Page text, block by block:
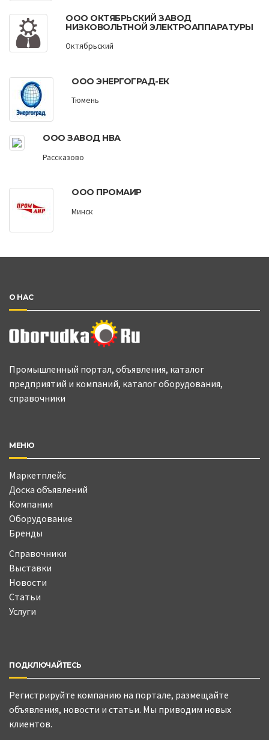
ООО ОКТЯБРЬСКИЙ ЗАВОД
НИЗКОВОЛЬТНОЙ ЭЛЕКТРОАППАРАТУРЫ
Октябрьский
ООО ЭНЕРГОГРАД-ЕК
Тюмень
ООО ЗАВОД НВА
Рассказово
ООО ПРОМАИР
Минск
О НАС
Промышленный портал, объявления, каталог
предприятий и компаний, каталог оборудования,
справочники
МЕНЮ
Маркетплейс
Доска объявлений
Компании
Оборудование
Бренды
Справочники
Выставки
Новости
Статьи
Услуги
ПОДКЛЮЧАЙТЕСЬ
Регистрируйте компанию на портале, размещайте
объявления, новости и статьи. Мы приводим новых
клиентов.